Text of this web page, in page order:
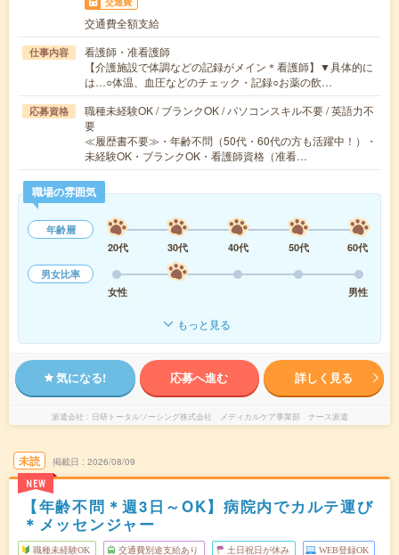
交通費全額支給
仕事内容
看護師・准看護師
【介護施設で体調などの記録がメイン＊看護師】▼具体的に
は…○体温、血圧などのチェック・記録○お薬の飲…
応募資格
職種未経験OK / ブランクOK / パソコンスキル不要 / 英語力不
要
≪履歴書不要≫・年齢不問（50代・60代の方も活躍中！）・
未経験OK・ブランクOK・看護師資格（准看…
職場の雰囲気
年齢層
20代
30代 40代 50代
60代
男女比率
女性
男性
もっと見る
気になる! 応募へ進む 詳しく見る
派遣会社 日研トータルソーシング株式会社 メディカルケア事業部 ナース派遣
未読
NEW
掲載日 2026/08/09
【年齢不問＊週3日～OK】病院内でカルテ運び
＊メッセンジャー
職種未経験OK 交通費別途支給あり 土日祝日が休み WEB登録OK